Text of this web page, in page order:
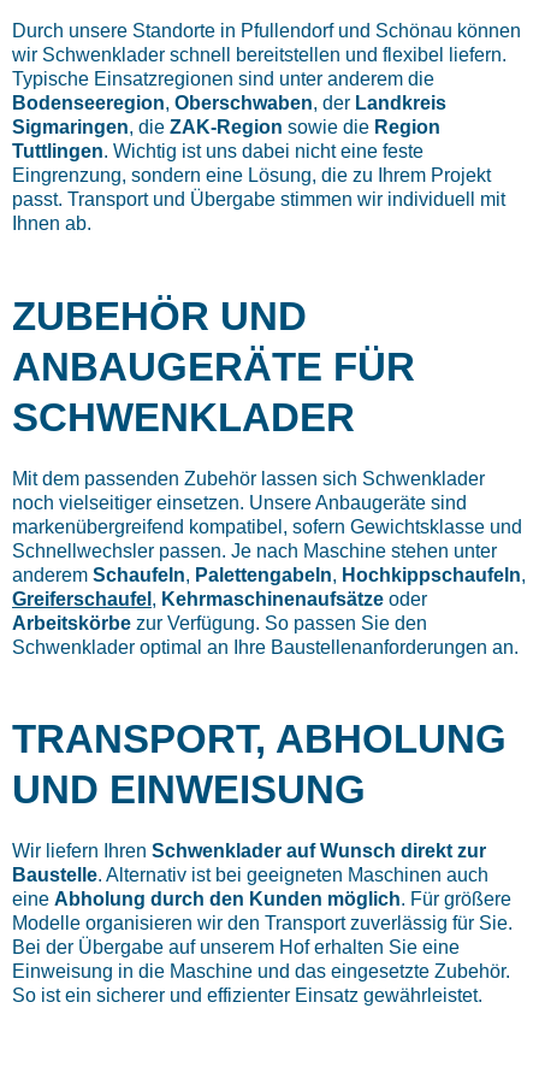
Durch unsere Standorte in Pfullendorf und Schönau können
wir Schwenklader schnell bereitstellen und flexibel liefern.
Typische Einsatzregionen sind unter anderem die
Bodenseeregion, Oberschwaben, der Landkreis
Sigmaringen, die ZAK-Region sowie die Region
Tuttlingen. Wichtig ist uns dabei nicht eine feste
Eingrenzung, sondern eine Lösung, die zu Ihrem Projekt
passt. Transport und Übergabe stimmen wir individuell mit
Ihnen ab.
ZUBEHÖR UND
ANBAUGERÄTE FÜR
SCHWENKLADER
Mit dem passenden Zubehör lassen sich Schwenklader
noch vielseitiger einsetzen. Unsere Anbaugeräte sind
markenübergreifend kompatibel, sofern Gewichtsklasse und
Schnellwechsler passen. Je nach Maschine stehen unter
anderem Schaufeln, Palettengabeln, Hochkippschaufeln,
Greiferschaufel , Kehrmaschinenaufsätze oder
Arbeitskörbe zur Verfügung. So passen Sie den
Schwenklader optimal an Ihre Baustellenanforderungen an.
TRANSPORT, ABHOLUNG
UND EINWEISUNG
Wir liefern Ihren Schwenklader auf Wunsch direkt zur
Baustelle. Alternativ ist bei geeigneten Maschinen auch
eine Abholung durch den Kunden möglich. Für größere
Modelle organisieren wir den Transport zuverlässig für Sie.
Bei der Übergabe auf unserem Hof erhalten Sie eine
Einweisung in die Maschine und das eingesetzte Zubehör.
So ist ein sicherer und effizienter Einsatz gewährleistet.